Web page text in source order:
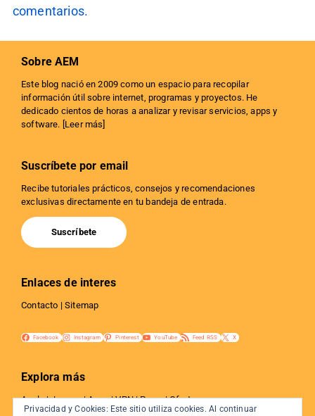
comentarios.
Sobre AEM
Este blog nació en 2009 como un espacio para recopilar
información útil sobre internet, programas y proyectos. He
dedicado cientos de horas a analizar y revisar servicios, apps y
software. [Leer más]
Suscríbete por email
Recibe tutoriales prácticos, consejos y recomendaciones
exclusivas directamente en tu bandeja de entrada.
Suscríbete
Enlaces de interes
Contacto | Sitemap
Facebook Instagram Pinterest YouTube Feed RSS X
Explora más
Apple|Juegos|Apps|VPN|Proxy|Ofertas
Privacidad y Cookies: Este sitio utiliza cookies. Al continuar